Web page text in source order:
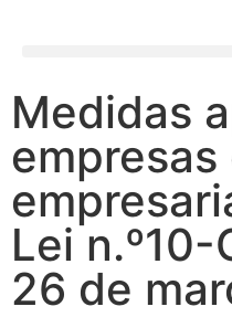
Medidas
Lei
26 de